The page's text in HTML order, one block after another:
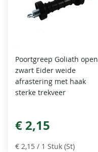
Poortgreep Goliath open
zwart Eider weide
afrastering met haak
sterke trekveer
€ 2,15
€ 2,15 / 1 Stuk (St)